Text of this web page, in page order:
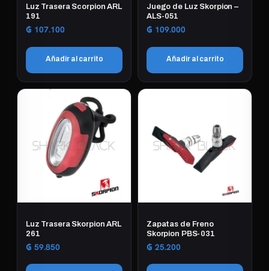
Luz Trasera Scorpion ARL
191
₲ 107.100
Añadir al carrito
Juego de Luz Skorpion –
ALS-051
₲ 109.000
Añadir al carrito
Luz Trasera Skorpion ARL
261
₲ 59.850
Zapatas de Freno
Skorpion PBS-031
₲ 25.200